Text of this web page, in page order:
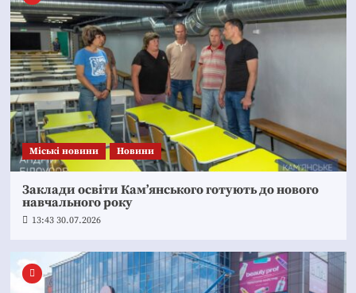
Mіські новини Новини
Заклади освіти Кам’янського готують до нового
навчального року
13:43 30.07.2026